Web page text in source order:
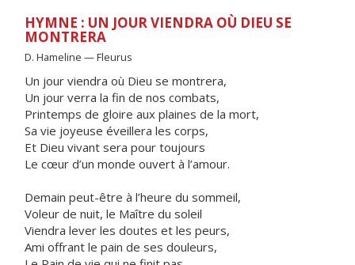
HYMNE : UN JOUR VIENDRA OÙ DIEU SE
MONTRERA
D. Hameline — Fleurus
Un jour viendra où Dieu se montrera,
Un jour verra la fin de nos combats,
Printemps de gloire aux plaines de la mort,
Sa vie joyeuse éveillera les corps,
Et Dieu vivant sera pour toujours
Le cœur d’un monde ouvert à l’amour.
Demain peut-être à l’heure du sommeil,
Voleur de nuit, le Maître du soleil
Viendra lever les doutes et les peurs,
Ami offrant le pain de ses douleurs,